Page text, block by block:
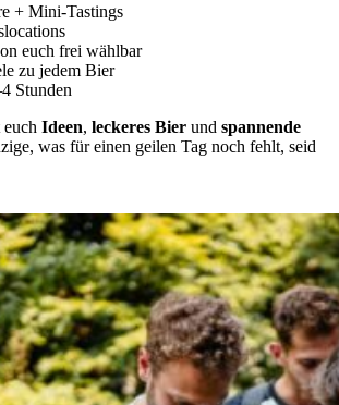
+ Mini-Tastings
euch frei wählbar
zu jedem Bier
Stunden
Ideen, leckeres Bier und span­nende
was für einen geilen Tag noch fehlt, seid